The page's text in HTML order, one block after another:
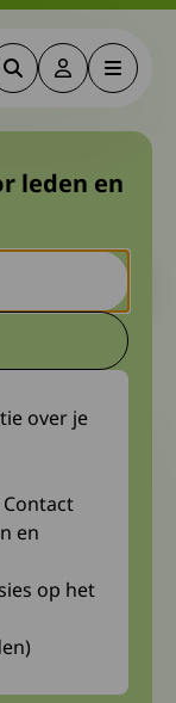
ZoekenDeze link
Menu
en
inhoud niet
leden en
naar een
over je
en
op het